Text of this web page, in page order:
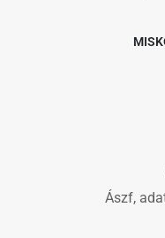
Ászf,